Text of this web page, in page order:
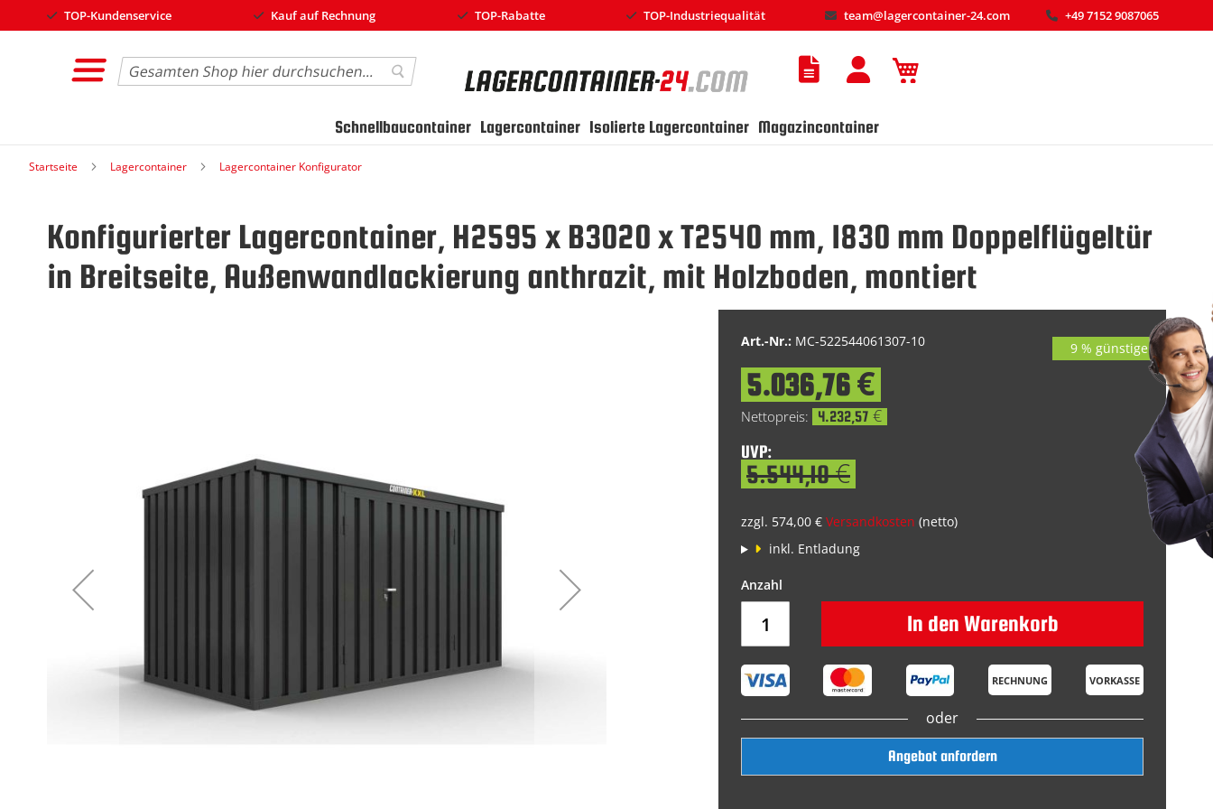
TOP-Kundenservice Kauf auf Rechnung TOP-Rabatte TOP-Industriequalität team@lagercontainer-24.com +49 7152 9087065
Search
Schnellbaucontainer Lagercontainer Isolierte Lagercontainer Magazincontainer
Startseite Lagercontainer Lagercontainer Konfigurator
Konfigurierter Lagercontainer, H2595 x B3020 x T2540 mm, 1830 mm Doppelflügeltür
in Breitseite, Außenwandlackierung anthrazit, mit Holzboden, montiert
Art.-Nr.: MC-522544061307-10
Special
Price
5.036,76 €
4.232,57 €
UVP:
5.544,10 €
zzgl. 574,00 € Versandkosten (netto)
inkl. Entladung
In den Warenkorb
RECHNUNG VORKASSE
oder
Angebot anfordern
9 % günstiger